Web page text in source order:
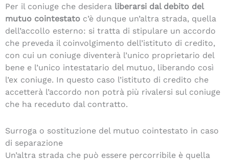
Per il coniuge che desidera liberarsi dal debito del
mutuo cointestato c’è dunque un’altra strada, quella
dell’accollo esterno: si tratta di stipulare un accordo
che preveda il coinvolgimento dell’istituto di credito,
con cui un coniuge diventerà l’unico proprietario del
bene e l’unico intestatario del mutuo, liberando così
l’ex coniuge. In questo caso l’istituto di credito che
accetterà l’accordo non potrà più rivalersi sul coniuge
che ha receduto dal contratto.
Surroga o sostituzione del mutuo cointestato in caso
di separazione
Un’altra strada che può essere percorribile è quella